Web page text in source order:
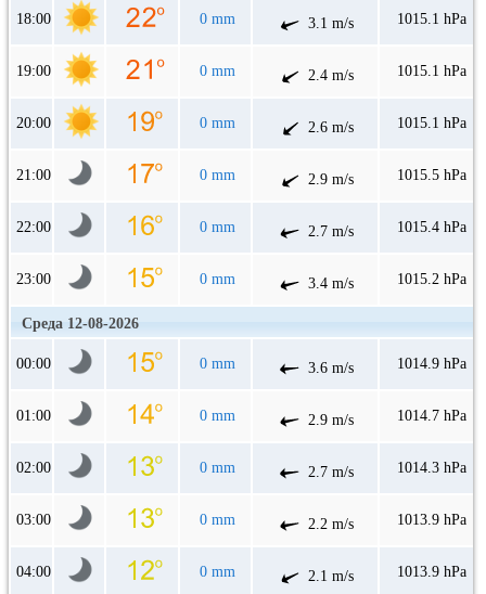
18:00 0 mm 3.1 m/s 1015.1 hPa
19:00 0 mm 2.4 m/s 1015.1 hPa
20:00 0 mm 2.6 m/s 1015.1 hPa
21:00 0 mm 2.9 m/s 1015.5 hPa
22:00 0 mm 2.7 m/s 1015.4 hPa
23:00 0 mm 3.4 m/s 1015.2 hPa
Среда 12-08-2026
00:00 0 mm 3.6 m/s 1014.9 hPa
01:00 0 mm 2.9 m/s 1014.7 hPa
02:00 0 mm 2.7 m/s 1014.3 hPa
03:00 0 mm 2.2 m/s 1013.9 hPa
04:00 0 mm 2.1 m/s 1013.9 hPa